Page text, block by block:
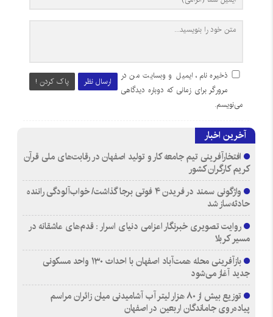
ارسال نظر پاک کردن !
ذخیره نام، ایمیل و وبسایت من در
مرورگر برای زمانی که دوباره دیدگاهی
می‌نویسم.
آخرین اخبار
افتخارآفرینی تیم جامعه کار و تولید اصفهان در رقابت‌های ملی قرآن
کریم کارگران کشور
واژگونی سمند در فریدن ۴ فوتی برجا گذاشت/ خواب‌آلودگی راننده
حادثه‌ساز شد
روایت تصویری خبرنگار اعزامی دنیای اسرار : قدم‌های عاشقانه در
مسیر کربلا
بازآفرینی محله همت‌آباد اصفهان با احداث ۱۳۰ واحد مسکونی
جدید آغاز می‌شود
توزیع بیش از ۸۰ هزار لیتر آب آشامیدنی میان زائران مراسم
پیاده‌روی جاماندگان اربعین در اصفهان